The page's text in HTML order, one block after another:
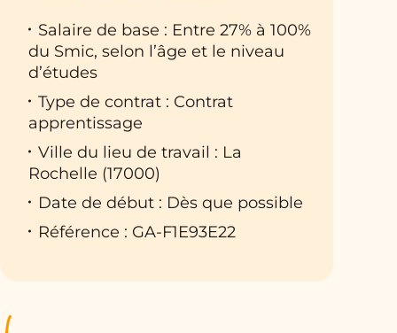
Salaire de base : Entre 27% à 100%
du Smic, selon l’âge et le niveau
d’études
Type de contrat : Contrat
apprentissage
Ville du lieu de travail : La
Rochelle (17000)
Date de début : Dès que possible
Référence : GA-F1E93E22